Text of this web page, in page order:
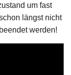
um fast
längst nicht
werden!